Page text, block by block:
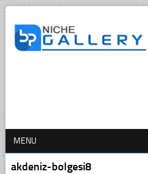
MENU
akdeniz-bolgesi8